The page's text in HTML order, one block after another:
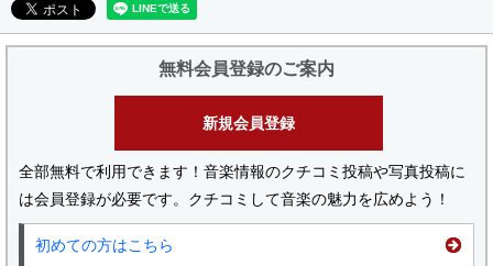
無料会員登録のご案内
新規会員登録
全部無料で利用できます！音楽情報のクチコミ投稿や写真投稿に
は会員登録が必要です。クチコミして音楽の魅力を広めよう！
初めての方はこちら